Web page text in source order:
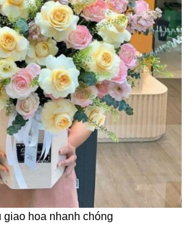
giao hoa nhanh chóng